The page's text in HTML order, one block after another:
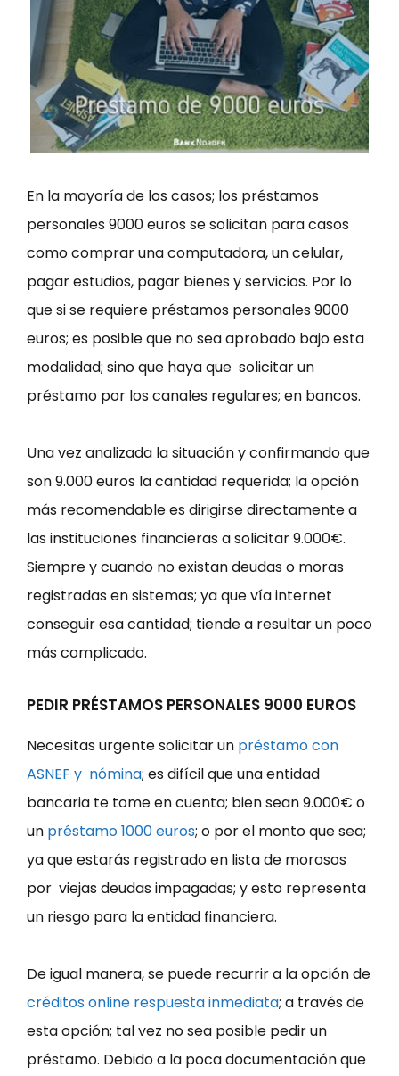
En la mayoría de los casos; los préstamos
personales 9000 euros se solicitan para casos
como comprar una computadora, un celular,
pagar estudios, pagar bienes y servicios. Por lo
que si se requiere préstamos personales 9000
euros; es posible que no sea aprobado bajo esta
modalidad; sino que haya que solicitar un
préstamo por los canales regulares; en bancos.
Una vez analizada la situación y confirmando que
son 9.000 euros la cantidad requerida; la opción
más recomendable es dirigirse directamente a
las instituciones financieras a solicitar 9.000€.
Siempre y cuando no existan deudas o moras
registradas en sistemas; ya que vía internet
conseguir esa cantidad; tiende a resultar un poco
más complicado.
PEDIR PRÉSTAMOS PERSONALES 9000 EUROS
Necesitas urgente solicitar un préstamo con
ASNEF y nómina; es difícil que una entidad
bancaria te tome en cuenta; bien sean 9.000€ o
un préstamo 1000 euros; o por el monto que sea;
ya que estarás registrado en lista de morosos
por viejas deudas impagadas; y esto representa
un riesgo para la entidad financiera.
De igual manera, se puede recurrir a la opción de
créditos online respuesta inmediata; a través de
esta opción; tal vez no sea posible pedir un
préstamo. Debido a la poca documentación que